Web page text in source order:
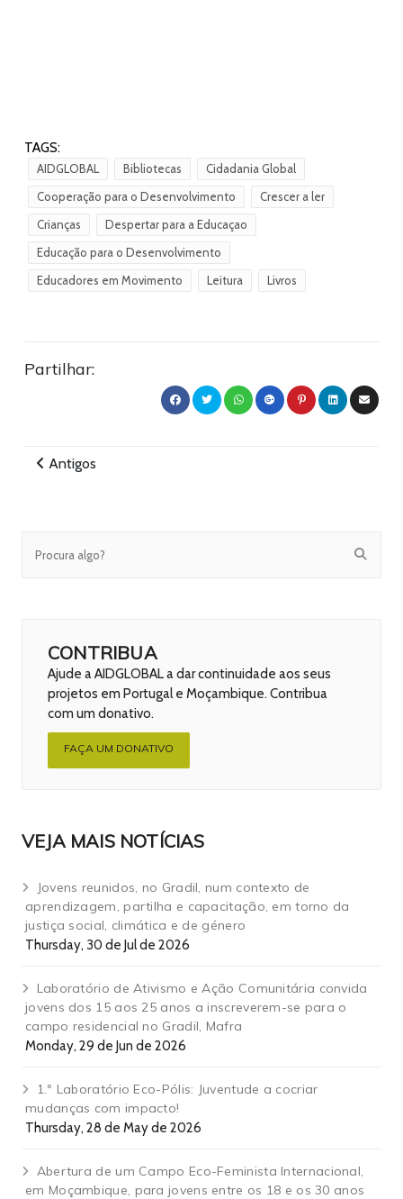
TAGS:
AIDGLOBAL Bibliotecas
Cidadania Global
Cooperação para o Desenvolvimento
Crescer a ler
Crianças
Despertar para a Educaçao
Educação para o Desenvolvimento
Educadores em Movimento
Leitura Livros
Partilhar:
Antigos
CONTRIBUA
Ajude a AIDGLOBAL a dar continuidade aos seus
projetos em Portugal e Moçambique. Contribua
com um donativo.
FAÇA UM DONATIVO
VEJA MAIS NOTÍCIAS
Jovens reunidos, no Gradil, num contexto de
aprendizagem, partilha e capacitação, em torno da
justiça social, climática e de género
Thursday, 30 de Jul de 2026
Laboratório de Ativismo e Ação Comunitária convida
jovens dos 15 aos 25 anos a inscreverem-se para o
campo residencial no Gradil, Mafra
Monday, 29 de Jun de 2026
1.º Laboratório Eco-Pólis: Juventude a cocriar
mudanças com impacto!
Thursday, 28 de May de 2026
Abertura de um Campo Eco-Feminista Internacional,
em Moçambique, para jovens entre os 18 e os 30 anos